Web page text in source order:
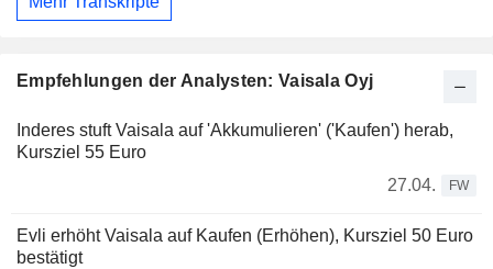
Empfehlungen der Analysten: Vaisala Oyj
Inderes stuft Vaisala auf 'Akkumulieren' ('Kaufen') herab,
Kursziel 55 Euro
27.04.
FW
Evli erhöht Vaisala auf Kaufen (Erhöhen), Kursziel 50 Euro
bestätigt